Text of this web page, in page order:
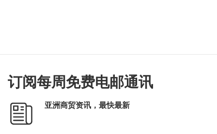
订阅每周免费电邮通讯
亚洲商贸资讯，最快最新